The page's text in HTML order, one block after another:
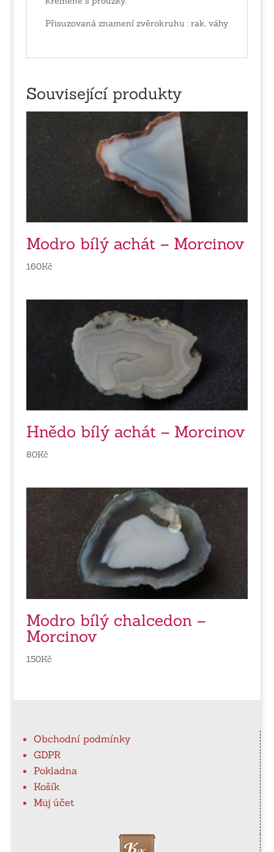
Přisuzovaná znamení zvěrokruhu : rak, váhy
Související produkty
Modro bílý achát – Morcinov
160Kč
Hnědo bílý achát – Morcinov
80Kč
Modro bílý chalcedon –
Morcinov
150Kč
Obchodní podmínky
GDPR
Pokladna
Košík
Můj účet